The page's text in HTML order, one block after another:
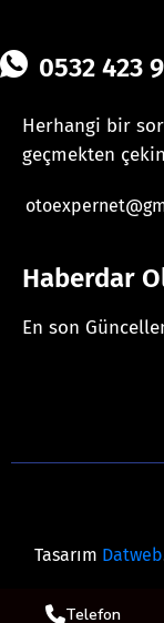
0532 423
Herhangi bir
geçmekten
Haberdar
En son
Tasarım Datweb
Telefon